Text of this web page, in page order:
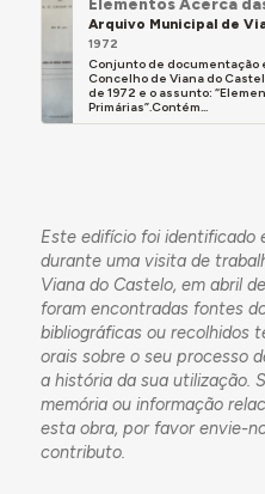
Arquivo Municipal de
1972
Conjunto de documentação
Concelho de Viana do
de 1972 e o assunto:
Primárias”.Contém...
Este edifício foi identificado
durante uma visita de
Viana do Castelo, em abril
foram encontradas fontes
bibliográficas ou recolhidos
orais sobre o seu processo
a história da sua utilização.
memória ou informação
esta obra, por favor envie-
contributo.